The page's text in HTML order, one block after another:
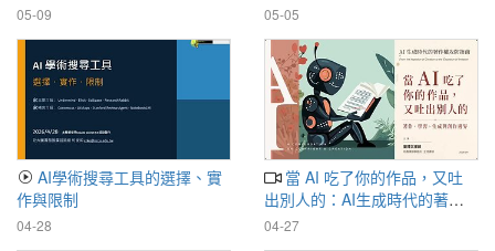
05-09 05-05
AI學術搜尋工具的選擇、實
作與限制
04-28
當 AI 吃了你的作品，又吐
出別人的：AI生成時代的著作
權攻防指南
04-27